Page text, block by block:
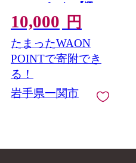
(12R×4パック) 【選べ
る配送月】 まとめ買
い 大容量 日用品 生活
必需品 備蓄 再生紙 人
気 おすすめ ランキン
グ 送料無料 岩手県 一
関市 といれっとぺー
ぱー だぶる
10,000 円
たまったWAON
POINTで寄附でき
る！
岩手県一関市